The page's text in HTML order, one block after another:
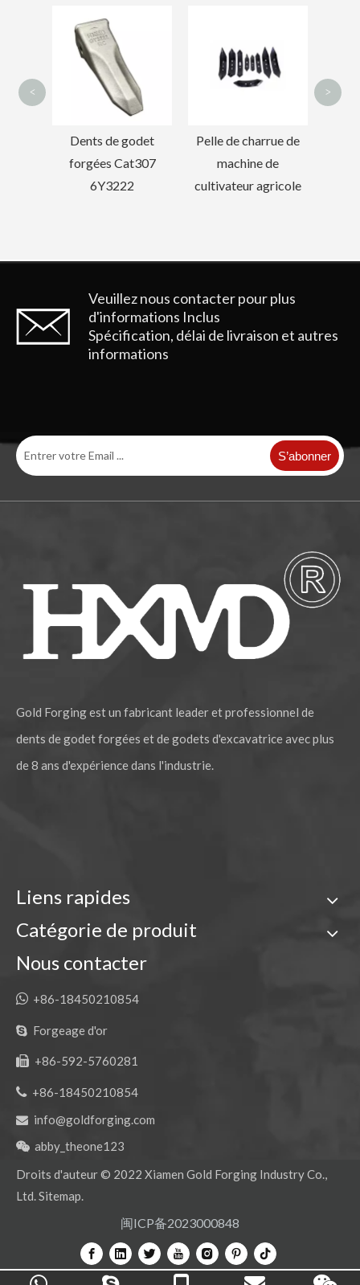
Protecteur de maillon de voie d'excavatrice OEM SK350
Garde de piste de chaîne de prix d'usine pour l'excavatrice ZAX200 Garde-chaîne de qualité pour pièces de chenilles ZAX230
Dents de godet
forgées Cat307
6Y3222
Pelle de charrue de
machine de
cultivateur agricole
< >
Veuillez nous contacter pour plus
d'informations Inclus
Spécification, délai de livraison et autres
informations
S’abonner
Gold Forging est un fabricant leader et professionnel de
dents de godet forgées et de godets d'excavatrice avec plus
de 8 ans d'expérience dans l'industrie.
Liens rapides
Catégorie de produit
Nous contacter
 +86-18450210854
 Forgeage d'or
 +86-592-5760281
 +86-18450210854
 info@goldforging.com
 abby_theone123
Droits d'auteur © 2022 Xiamen Gold Forging Industry Co.,
Ltd.Sitemap.
闽ICP备2023000848